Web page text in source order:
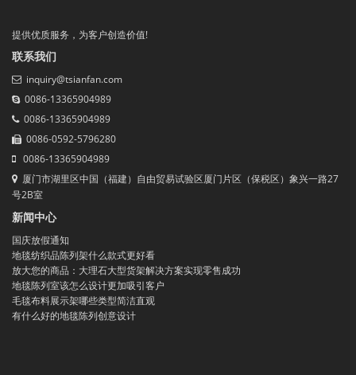
提供优质服务，为客户创造价值!
联系我们
inquiry@tsianfan.com
0086-13365904989
0086-13365904989
0086-0592-5796280
0086-13365904989
厦门市湖里区中国（福建）自由贸易试验区厦门片区（保税区）象兴一路27
号2B室
新闻中心
国庆放假通知
地毯纺织品陈列架什么款式更好看
放大您的商品：大理石大型货架解决方案实现零售成功
地毯陈列室该怎么设计更加吸引客户
毛毯布料展示架哪些类型简洁直观
有什么好的地毯陈列创意设计